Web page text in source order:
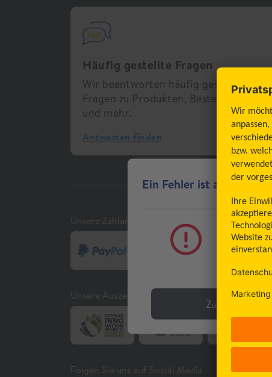
Häufig gestellte Fragen
Wir beantworten häufig gestellte
Fragen zu Produkten, Bestellungen
und mehr.
Antworten finden
Unsere Zahlungsmethoden
Unsere Auszeichnungen und Zertifizierungen
Folgen Sie uns auf Social Media
Ein Fehler ist
Ein
Zurück